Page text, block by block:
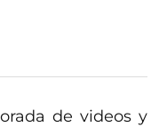
de videos y